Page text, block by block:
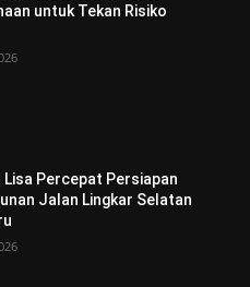
untuk Tekan Risiko
Lisa Percepat Persiapan
Jalan Lingkar Selatan